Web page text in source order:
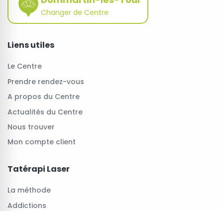
Changer de Centre
Liens utiles
Le Centre
Prendre rendez-vous
A propos du Centre
Actualités du Centre
Nous trouver
Mon compte client
Tatérapi Laser
La méthode
Addictions